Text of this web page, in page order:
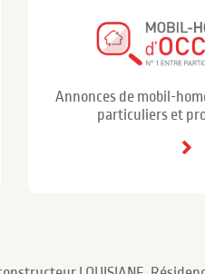
Annonces de mobil-
particuliers et